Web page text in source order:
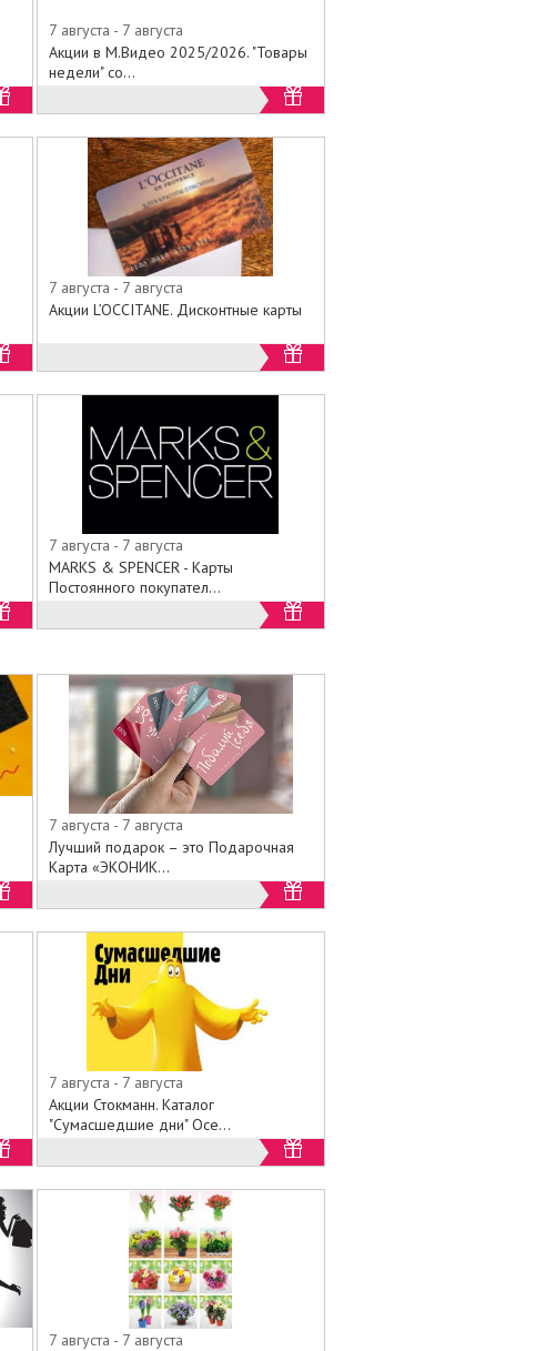
7 августа - 7 августа
Акции в М.Видео 2025/2026. "Товары
недели" со...
7 августа - 7 августа
Акции L’OCCITANE. Дисконтные карты
7 августа - 7 августа
MARKS & SPENCER - Карты
Постоянного покупател...
7 августа - 7 августа
Лучший подарок – это Подарочная
Карта «ЭКОНИК...
7 августа - 7 августа
Акции Стокманн. Каталог
"Сумасшедшие дни" Осе...
7 августа - 7 августа